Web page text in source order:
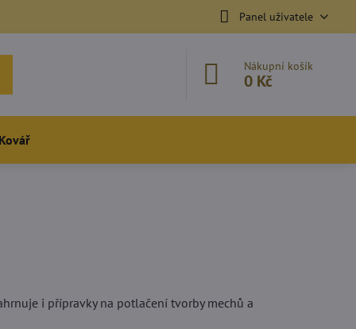
Panel uživatele
Nákupní košík
0 Kč
i přípravky na potlačení tvorby mechů a